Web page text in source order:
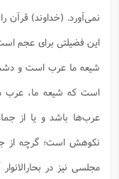
نمی‌آورد. (خداوند) قرآن
این فضیلتی برای عجم
شیعه ما عرب است و
است که شیعه ما، عرب
عرب‌ها باشد و یا از
نکوهش است؛ گرچه از
مجلسی نیز در